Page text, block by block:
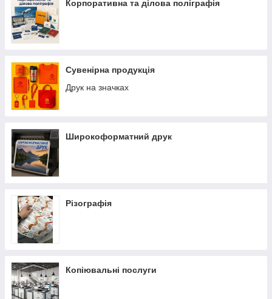
Корпоративна та ділова поліграфія
Сувенірна продукція
Друк на значках
Широкоформатний друк
Різографія
Копіювальні послуги